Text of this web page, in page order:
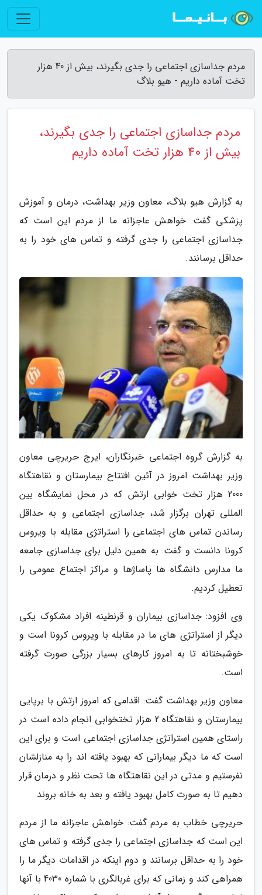
مردم جداسازی اجتماعی را جدی بگیرند، بیش از 40 هزار
تخت آماده داریم - هیو بلاگ
مردم جداسازی اجتماعی را جدی بگیرند،
بیش از 40 هزار تخت آماده داریم
به گزارش هیو بلاگ، معاون وزیر بهداشت، درمان و آموزش
پزشکی گفت: خواهش عاجزانه ما از مردم این است که
جداسازی اجتماعی را جدی گرفته و تماس های خود را به
حداقل برسانند.
به گزارش گروه اجتماعی خبرنگاران، ایرج حریرچی معاون
وزیر بهداشت امروز در آئین افتتاح بیمارستان و نقاهتگاه
2000 هزار تخت خوابی ارتش که در محل نمایشگاه بین
المللی تهران برگزار شد، جداسازی اجتماعی و به حداقل
رساندن تماس های اجتماعی را استراتژی مقابله با ویروس
کرونا دانست و گفت: به همین دلیل برای جداسازی جامعه
ما مدارس دانشگاه ها پاساژها و مراکز اجتماع عمومی را
تعطیل کردیم.
وی افزود: جداسازی بیماران و قرنطینه افراد مشکوک یکی
دیگر از استراتژی های ما در مقابله با ویروس کرونا است و
خوشبختانه تا به امروز کارهای بسیار بزرگی صورت گرفته
است.
معاون وزیر بهداشت گفت: اقدامی که امروز ارتش با برپایی
بیمارستان و نقاهتگاه 2 هزار تختخوابی انجام داده است در
راستای همین استراتژی جداسازی اجتماعی است و برای این
است که ما دیگر بیمارانی که بهبود یافته اند را به منازلشان
نفرستیم و مدتی در این نقاهتگاه ها تحت نظر و درمان قرار
دهیم تا به صورت کامل بهبود یافته و بعد به خانه بروند
حریرچی خطاب به مردم گفت: خواهش عاجزانه ما از مردم
این است که جداسازی اجتماعی را جدی گرفته و تماس های
خود را به حداقل برسانند و دوم اینکه در اقدامات دیگر ما را
همراهی کند و زمانی که برای غربالگری با شماره 4030 با آنها